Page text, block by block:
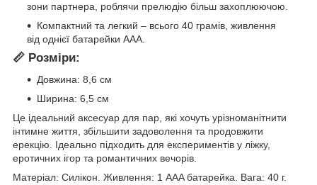
зони партнера, роблячи прелюдію більш захоплюючою.
Компактний та легкий – всього 40 грамів, живлення
від однієї батарейки AAA.
📏 Розміри:
Довжина: 8,6 см
Ширина: 6,5 см
Це ідеальний аксесуар для пар, які хочуть урізноманітнити
інтимне життя, збільшити задоволення та продовжити
ерекцію. Ідеально підходить для експериментів у ліжку,
еротичних ігор та романтичних вечорів.
Матеріал: Силікон. Живлення: 1 AAA батарейка. Вага: 40 г.